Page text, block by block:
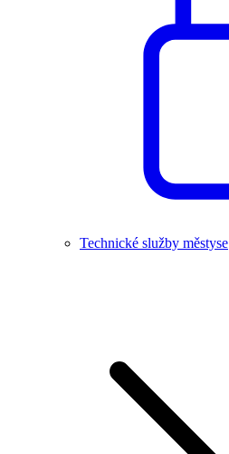
Technické služby městyse